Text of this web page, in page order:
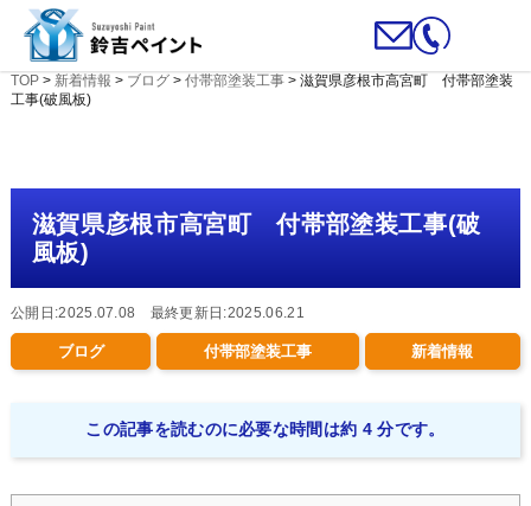
TOP> 新着情報 > ブログ> 付帯部塗装工事> 滋賀県彦根市高宮町 付帯部塗装
工事(破風板)
滋賀県彦根市高宮町 付帯部塗装工事(破
風板)
公開日:2025.07.08 最終更新日:2025.06.21
ブログ 付帯部塗装工事 新着情報
この記事を読むのに必要な時間は約 4 分です。